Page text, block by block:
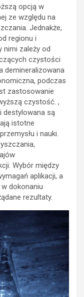
opcją w
ze względu na
Jednakże,
regionu i
nimi zależy od
czystości
demineralizowana
podczas
zastosowanie
czystość. ,
destylowana są
istotne
i nauki.
Wybór między
aplikacji, a
dokonaniu
rezultaty.